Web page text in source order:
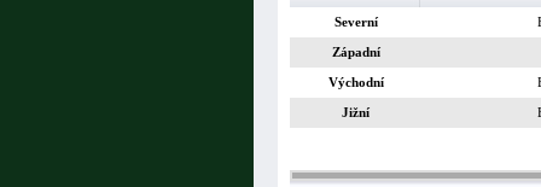
Severní
Západní
Východní
Jižní